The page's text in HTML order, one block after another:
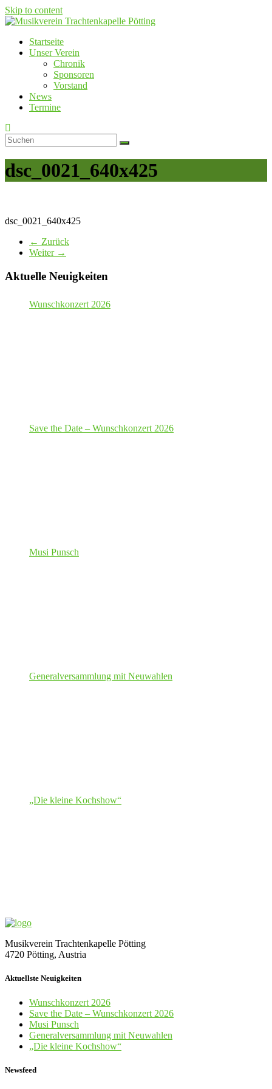
Skip to content
Musikverein Trachtenkapelle Pötting
Startseite
Unser Verein
Chronik
Sponsoren
Vorstand
News
Termine
dsc_0021_640x425
dsc_0021_640x425
← Zurück
Weiter →
Aktuelle Neuigkeiten
Wunschkonzert 2026
Save the Date – Wunschkonzert 2026
Musi Punsch
Generalversammlung mit Neuwahlen
„Die kleine Kochshow“
Musikverein Trachtenkapelle Pötting
4720 Pötting, Austria
Aktuellste Neuigkeiten
Wunschkonzert 2026
Save the Date – Wunschkonzert 2026
Musi Punsch
Generalversammlung mit Neuwahlen
„Die kleine Kochshow“
Newsfeed